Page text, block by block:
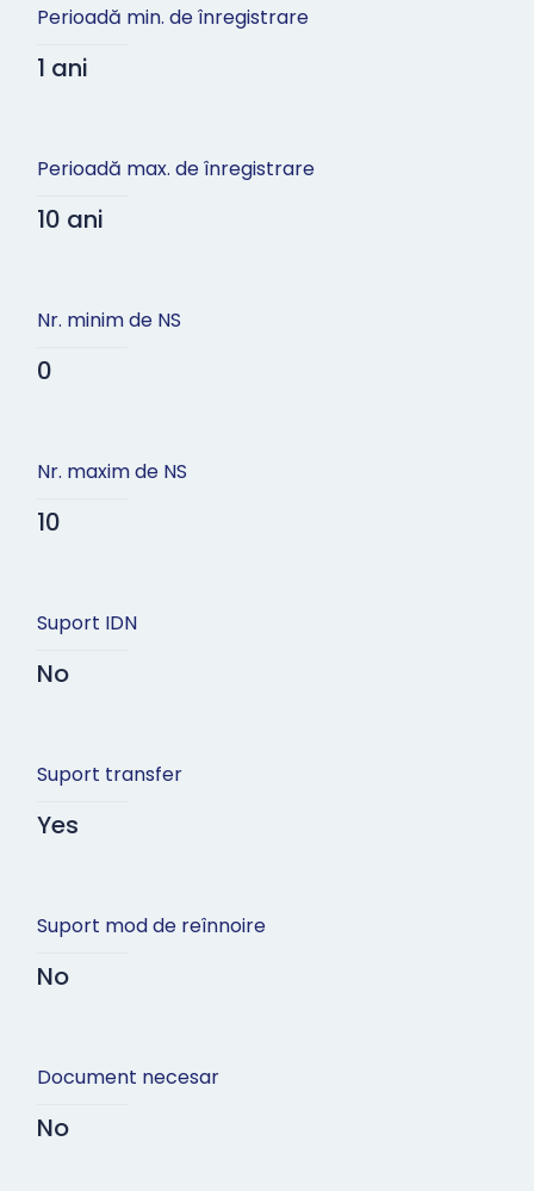
Perioadă min. de înregistrare
1 ani
Perioadă max. de înregistrare
10 ani
Nr. minim de NS
0
Nr. maxim de NS
10
Suport IDN
No
Suport transfer
Yes
Suport mod de reînnoire
No
Document necesar
No